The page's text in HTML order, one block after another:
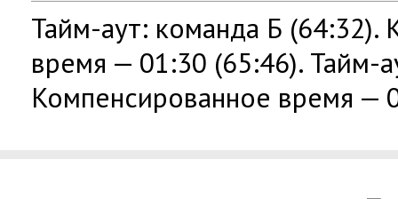
Тайм-аут: команда Б (64:32).
время — 01:30 (65:46). Тайм-
Компенсированное время —